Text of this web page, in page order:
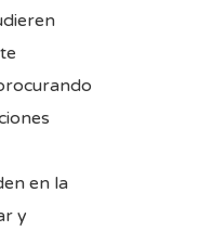
en la
y